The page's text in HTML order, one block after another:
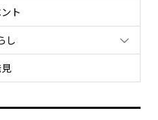
ト
し